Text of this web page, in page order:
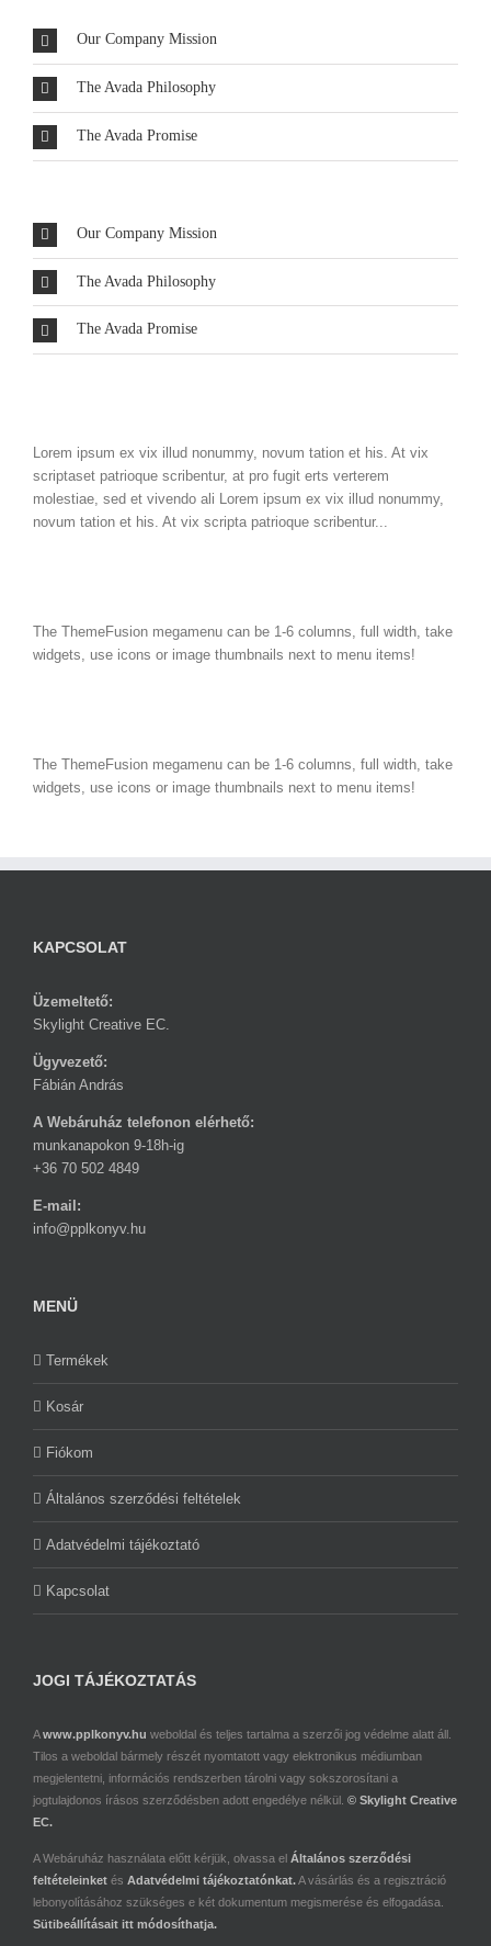
Our Company Mission
The Avada Philosophy
The Avada Promise
Our Company Mission
The Avada Philosophy
The Avada Promise
Lorem ipsum ex vix illud nonummy, novum tation et his. At vix
scriptaset patrioque scribentur, at pro fugit erts verterem
molestiae, sed et vivendo ali Lorem ipsum ex vix illud nonummy,
novum tation et his. At vix scripta patrioque scribentur...
The ThemeFusion megamenu can be 1-6 columns, full width, take
widgets, use icons or image thumbnails next to menu items!
The ThemeFusion megamenu can be 1-6 columns, full width, take
widgets, use icons or image thumbnails next to menu items!
KAPCSOLAT
Üzemeltető:
Skylight Creative EC.
Ügyvezető:
Fábián András
A Webáruház telefonon elérhető:
munkanapokon 9-18h-ig
+36 70 502 4849
E-mail:
info@pplkonyv.hu
MENÜ
Termékek
Kosár
Fiókom
Általános szerződési feltételek
Adatvédelmi tájékoztató
Kapcsolat
JOGI TÁJÉKOZTATÁS
Awww.pplkonyv.hu weboldal és teljes tartalma a szerzői jog védelme alatt áll.
Tilos a weboldal bármely részét nyomtatott vagy elektronikus médiumban
megjelentetni, információs rendszerben tárolni vagy sokszorosítani a
jogtulajdonos írásos szerződésben adott engedélye nélkül. © Skylight Creative
EC.
A Webáruház használata előtt kérjük, olvassa el Általános szerződési
feltételeinket és Adatvédelmi tájékoztatónkat.A vásárlás és a regisztráció
lebonyolításához szükséges e két dokumentum megismerése és elfogadása.
Sütibeállításait itt módosíthatja.